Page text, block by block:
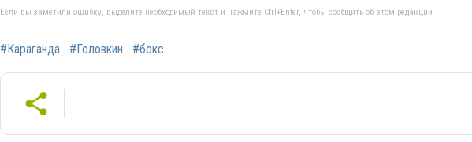
Если вы заметили ошибку, выделите необходимый текст и нажмите Ctrl+Enter, чтобы сообщить об этом редакции
#Караганда #Головкин #бокс